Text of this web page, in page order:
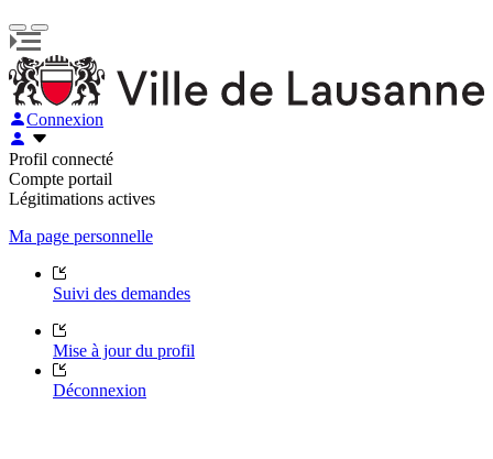
Connexion
Profil connecté
Compte portail
Légitimations actives
Ma page personnelle
Suivi des demandes
Mise à jour du profil
Déconnexion